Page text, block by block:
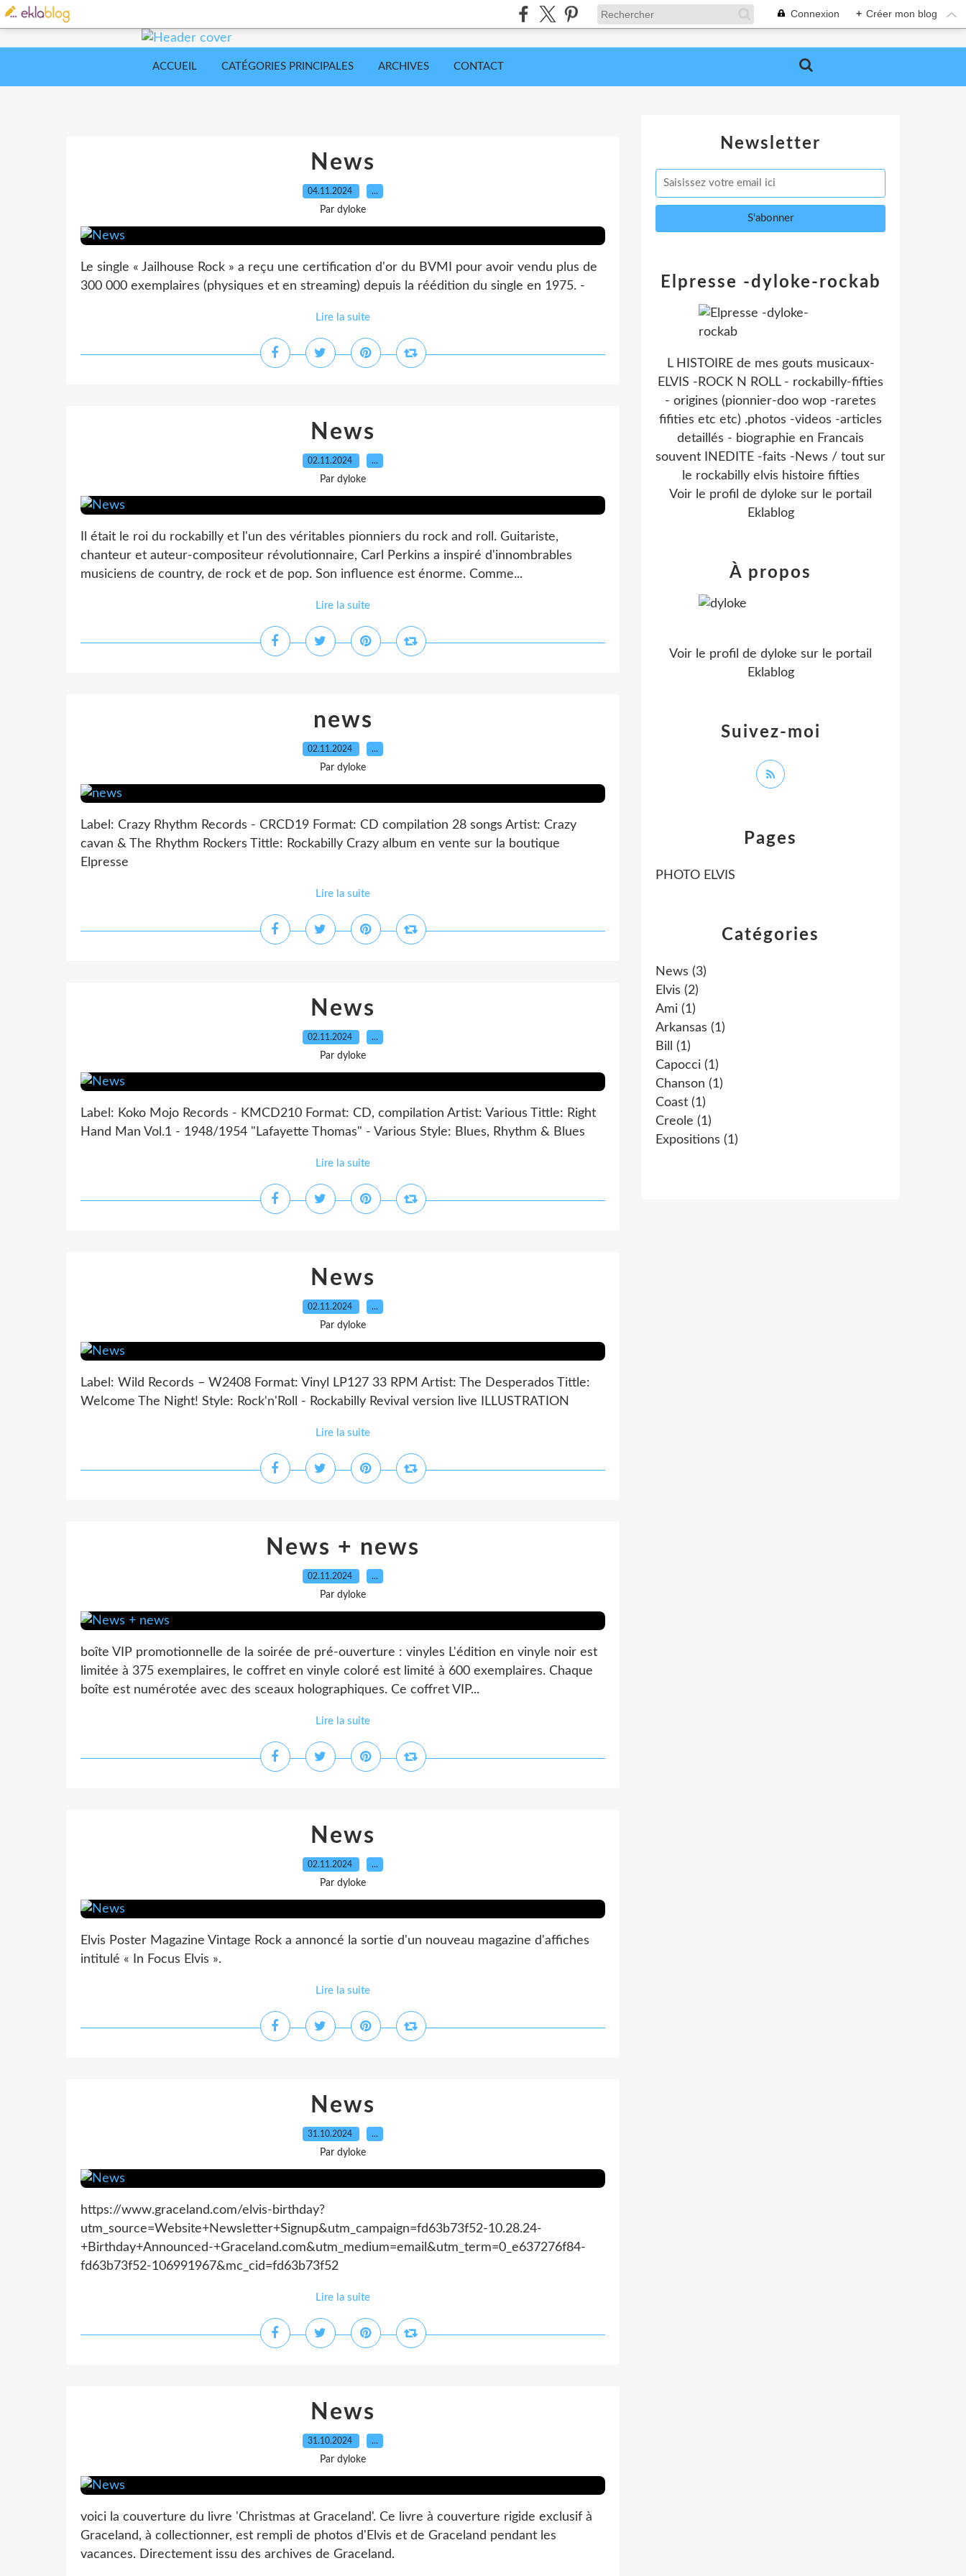
Connexion + Créer mon blog
ACCUEIL CATÉGORIES PRINCIPALES ARCHIVES CONTACT
News
04.11.2024 …
Par dyloke
Le single « Jailhouse Rock » a reçu une certification d'or du BVMI pour avoir vendu plus de
300 000 exemplaires (physiques et en streaming) depuis la réédition du single en 1975. -
Lire la suite
News
02.11.2024 …
Par dyloke
Il était le roi du rockabilly et l'un des véritables pionniers du rock and roll. Guitariste,
chanteur et auteur-compositeur révolutionnaire, Carl Perkins a inspiré d'innombrables
musiciens de country, de rock et de pop. Son influence est énorme. Comme...
Lire la suite
news
02.11.2024 …
Par dyloke
Label: Crazy Rhythm Records - CRCD19 Format: CD compilation 28 songs Artist: Crazy
cavan & The Rhythm Rockers Tittle: Rockabilly Crazy album en vente sur la boutique
Elpresse
Lire la suite
News
02.11.2024 …
Par dyloke
Label: Koko Mojo Records - KMCD210 Format: CD, compilation Artist: Various Tittle: Right
Hand Man Vol.1 - 1948/1954 "Lafayette Thomas" - Various Style: Blues, Rhythm & Blues
Lire la suite
News
02.11.2024 …
Par dyloke
Label: Wild Records – W2408 Format: Vinyl LP127 33 RPM Artist: The Desperados Tittle:
Welcome The Night! Style: Rock'n'Roll - Rockabilly Revival version live ILLUSTRATION
Lire la suite
News + news
02.11.2024 …
Par dyloke
boîte VIP promotionnelle de la soirée de pré-ouverture : vinyles L'édition en vinyle noir est
limitée à 375 exemplaires, le coffret en vinyle coloré est limité à 600 exemplaires. Chaque
boîte est numérotée avec des sceaux holographiques. Ce coffret VIP...
Lire la suite
News
02.11.2024 …
Par dyloke
Elvis Poster Magazine Vintage Rock a annoncé la sortie d'un nouveau magazine d'affiches
intitulé « In Focus Elvis ».
Lire la suite
News
31.10.2024 …
Par dyloke
https://www.graceland.com/elvis-birthday?
utm_source=Website+Newsletter+Signup&utm_campaign=fd63b73f52-10.28.24-
+Birthday+Announced-+Graceland.com&utm_medium=email&utm_term=0_e637276f84-
fd63b73f52-106991967&mc_cid=fd63b73f52
Lire la suite
News
31.10.2024 …
Par dyloke
voici la couverture du livre 'Christmas at Graceland'. Ce livre à couverture rigide exclusif à
Graceland, à collectionner, est rempli de photos d'Elvis et de Graceland pendant les
vacances. Directement issu des archives de Graceland.
Newsletter
Catégories
News (3)
Elvis (2)
Ami (1)
Arkansas (1)
Bill
(1)
Capocci (1)
Chanson (1)
Coast (1)
Creole (1)
Expositions (1)
Pages
PHOTO ELVIS
Elpresse -dyloke-rockab
L HISTOIRE de mes gouts musicaux-
ELVIS -ROCK N ROLL - rockabilly-fifties
- origines (pionnier-doo wop -raretes
fifities etc etc) .photos -videos -articles
detaillés - biographie en Francais
souvent INEDITE -faits -News / tout sur
le rockabilly elvis histoire fifties
Voir le profil de dyloke sur le portail
Eklablog
Suivez-moi
À propos
Voir le profil de dyloke sur le portail
Eklablog